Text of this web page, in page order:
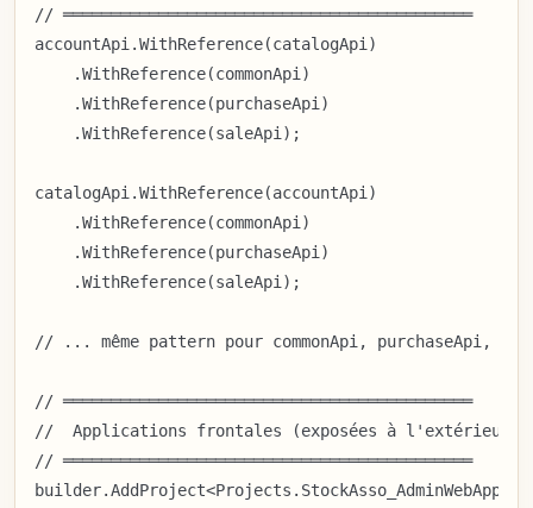
// ═══════════════════════════════════════════
accountApi.WithReference(catalogApi)
    .WithReference(commonApi)
    .WithReference(purchaseApi)
    .WithReference(saleApi);
catalogApi.WithReference(accountApi)
    .WithReference(commonApi)
    .WithReference(purchaseApi)
    .WithReference(saleApi);
// ... même pattern pour commonApi, purchaseApi,
// ═══════════════════════════════════════════
//  Applications frontales (exposées à l'extérieur)
// ═══════════════════════════════════════════